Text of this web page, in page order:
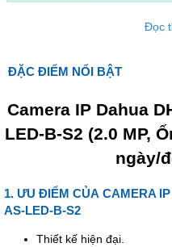
Hỗ trợ khác
Đọc
ĐẶC ĐIỂM NỔI BẬT
Camera IP Dahua
LED-B-S2 (2.0 MP,
ngày/
1. ƯU ĐIỂM CỦA CAMERA
AS-LED-B-S2
Thiết kế hiện đại.